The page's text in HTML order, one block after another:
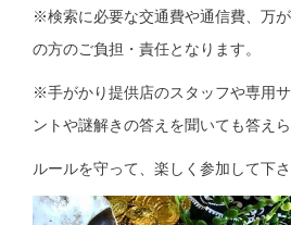
※検索に必要な交通費や通信費、万
の方のご負担・責任となります。
※手がかり提供店のスタッフや専用
ントや謎解きの答えを聞いても答えら
ルールを守って、楽しく参加して下さ